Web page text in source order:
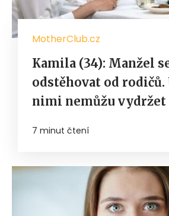
MotherClub.cz
Kamila (34): Manžel
odstěhovat od rodičů.
nimi nemůžu vydržet
7 minut čtení